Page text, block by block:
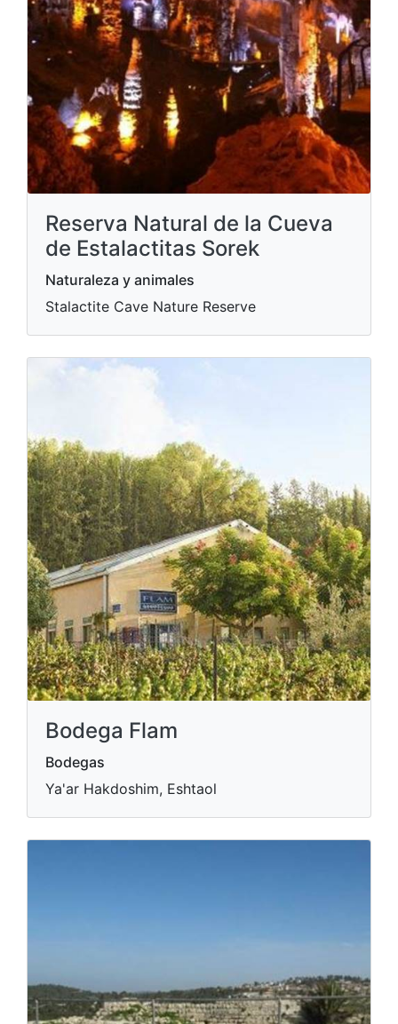
Reserva Natural de la Cueva
de Estalactitas Sorek
Naturaleza y animales
Stalactite Cave Nature Reserve
Bodega Flam
Bodegas
Ya'ar Hakdoshim, Eshtaol